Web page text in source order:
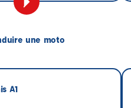
une moto
A1